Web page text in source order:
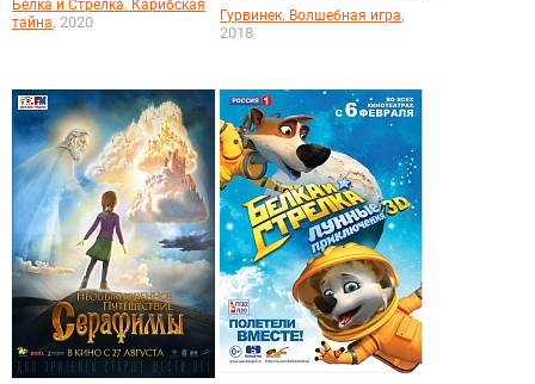
Белка и Стрелка. Карибская
тайна, 2020 Гурвинек. Волшебная игра,
2018